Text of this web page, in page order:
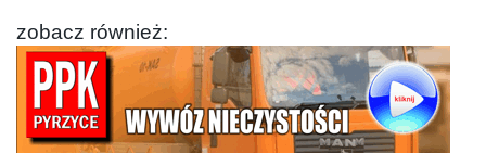
zobacz również: